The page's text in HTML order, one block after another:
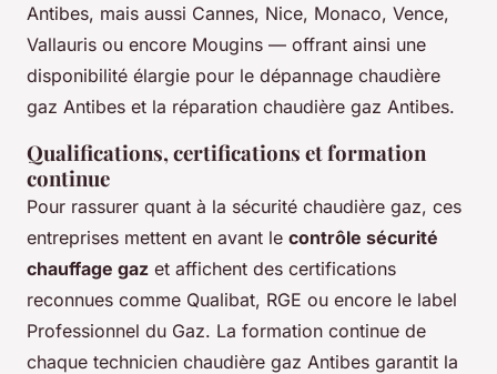
Antibes, mais aussi Cannes, Nice, Monaco, Vence,
Vallauris ou encore Mougins — offrant ainsi une
disponibilité élargie pour le dépannage chaudière
gaz Antibes et la réparation chaudière gaz Antibes.
Qualifications, certifications et formation
continue
Pour rassurer quant à la sécurité chaudière gaz, ces
entreprises mettent en avant le contrôle sécurité
chauffage gaz et affichent des certifications
reconnues comme Qualibat, RGE ou encore le label
Professionnel du Gaz. La formation continue de
chaque technicien chaudière gaz Antibes garantit la